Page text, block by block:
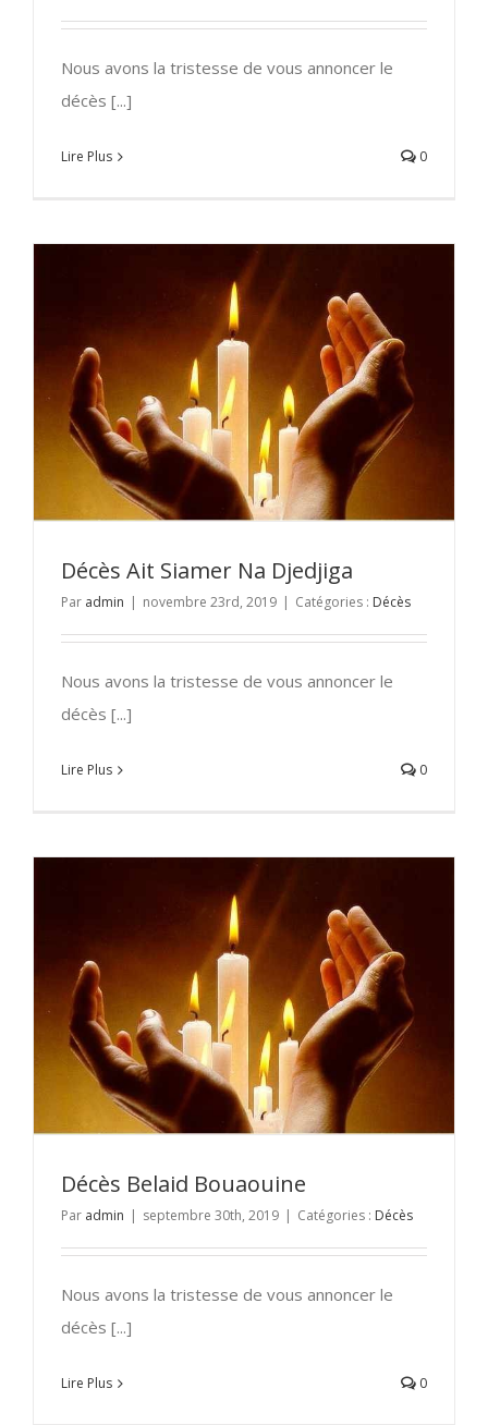
Nous avons la tristesse de vous annoncer le
décès [...]
Lire Plus 0
Décès Ait Siamer Na Djedjiga
Par admin | novembre 23rd, 2019 | Catégories : Décès
Nous avons la tristesse de vous annoncer le
décès [...]
Lire Plus 0
Décès Belaid Bouaouine
Par admin | septembre 30th, 2019 | Catégories : Décès
Nous avons la tristesse de vous annoncer le
décès [...]
Lire Plus 0